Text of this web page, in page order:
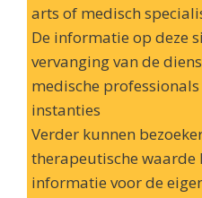
arts of medisch
De informatie op deze
vervanging van de
medische
instanties
Verder kunnen
therapeutische waarde
informatie voor de